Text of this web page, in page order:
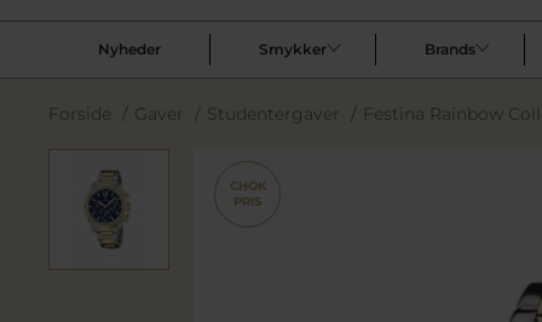
Nyheder Smykker Brands
Forside / Gaver / Studentergaver / Festina Rainbow
CHOK
PRIS